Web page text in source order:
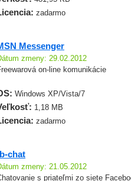
zadarmo
Messenger
zmeny: 29.02.2012
on-line komunikácie
Windows XP/Vista/7
1,18 MB
zadarmo
chat
zmeny: 21.05.2012
s priateľmi zo siete